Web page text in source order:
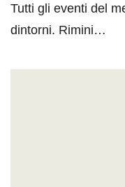
Tutti gli eventi del
dintorni. Rimini…